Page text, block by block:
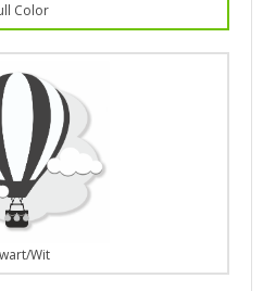
Color
Wit